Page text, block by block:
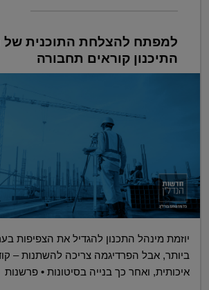
למפתח להצלחת התוכנית של
התיכנון קוראים תחבורה
יוזמת מינהל התכנון להגדיל את הצפיפות
ביותר, אבל הפרדיגמה צריכה להשתנות –
איכותית, ואחר כך בנייה בסיטונות • פרשנות